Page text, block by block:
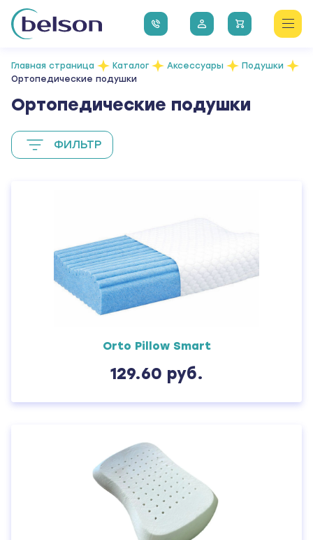
Главная страница Каталог Аксессуары
Подушки
Ортопедические подушки
Ортопедические подушки
ФИЛЬТР
Orto Pillow Smart
129.60 руб.